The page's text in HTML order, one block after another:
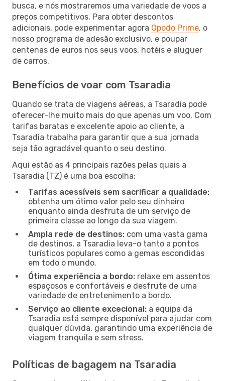
busca, e nós mostraremos uma variedade de voos a
preços competitivos. Para obter descontos
adicionais, pode experimentar agora Opodo Prime, o
nosso programa de adesão exclusivo, e poupar
centenas de euros nos seus voos, hotéis e aluguer
de carros.
Benefícios de voar com Tsaradia
Quando se trata de viagens aéreas, a Tsaradia pode
oferecer-lhe muito mais do que apenas um voo. Com
tarifas baratas e excelente apoio ao cliente, a
Tsaradia trabalha para garantir que a sua jornada
seja tão agradável quanto o seu destino.
Aqui estão as 4 principais razões pelas quais a
Tsaradia (TZ) é uma boa escolha:
Tarifas acessíveis sem sacrificar a qualidade:
obtenha um ótimo valor pelo seu dinheiro
enquanto ainda desfruta de um serviço de
primeira classe ao longo da sua viagem.
Ampla rede de destinos: com uma vasta gama
de destinos, a Tsaradia leva-o tanto a pontos
turísticos populares como a gemas escondidas
em todo o mundo.
Ótima experiência a bordo: relaxe em assentos
espaçosos e confortáveis e desfrute de uma
variedade de entretenimento a bordo.
Serviço ao cliente excecional: a equipa da
Tsaradia está sempre disponível para ajudar com
qualquer dúvida, garantindo uma experiência de
viagem tranquila e sem stress.
Políticas de bagagem na Tsaradia